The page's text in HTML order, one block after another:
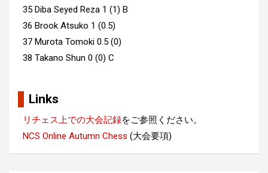
35 Diba Seyed Reza 1 (1) B
36 Brook Atsuko 1 (0.5)
37 Murota Tomoki 0.5 (0)
38 Takano Shun 0 (0) C
Links
リチェス上での大会記録をご参照ください。
NCS Online Autumn Chess (大会要項)